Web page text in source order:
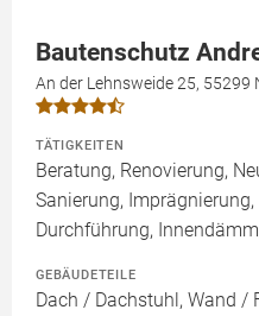
Bautenschutz
An der Lehnsweide 25, 55299
TÄTIGKEITEN
Beratung, Renovierung,
Sanierung,
Durchführung,
GEBÄUDETEILE
Dach / Dachstuhl, Wand /